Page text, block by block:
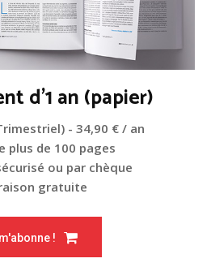
d'1 an (papier)
- 34,90 € / an
plus de 100 pages
ou par chèque
gratuite
!